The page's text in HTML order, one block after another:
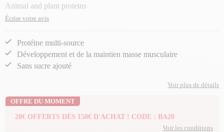
Animal and plant proteins
Écrire votre avis
Protéine multi-source
Développement et de la maintien masse musculaire
Sans sucre ajouté
Voir plus de détails
OFFRE DU MOMENT
20€ OFFERTS DÈS 150€ D'ACHAT ! CODE : BA20
Voir les conditions